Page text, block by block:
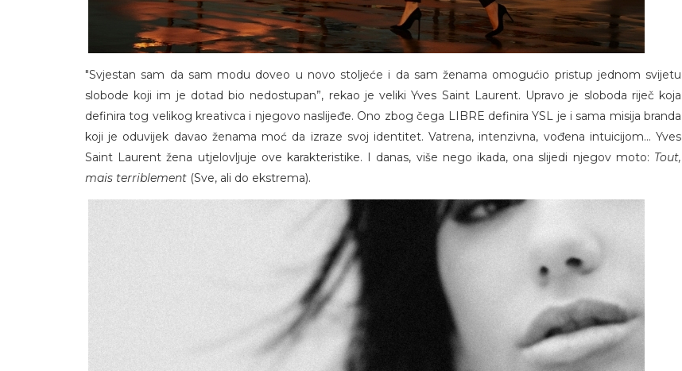
"Svjestan sam da sam modu doveo u novo stoljeće i da sam ženama omogućio pristup jednom svijetu
slobode koji im je dotad bio nedostupan”, rekao je veliki Yves Saint Laurent. Upravo je sloboda riječ koja
definira tog velikog kreativca i njegovo naslijeđe. Ono zbog čega LIBRE definira YSL je i sama misija branda
koji je oduvijek davao ženama moć da izraze svoj identitet. Vatrena, intenzivna, vođena intuicijom… Yves
Saint Laurent žena utjelovljuje ove karakteristike. I danas, više nego ikada, ona slijedi njegov moto: Tout,
mais terriblement (Sve, ali do ekstrema).